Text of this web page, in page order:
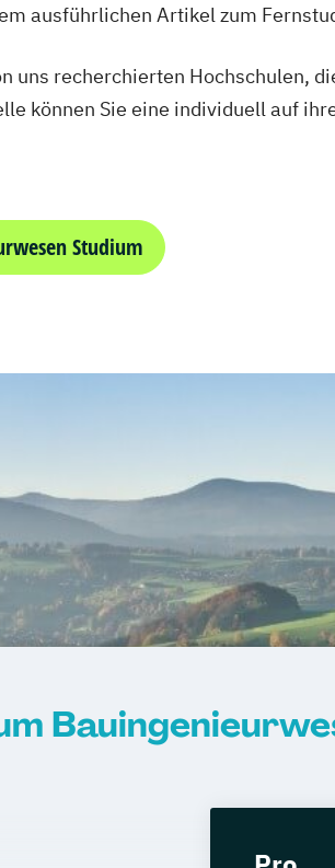
(B.
6
ausführlichen Artikel zum
uns recherchierten Hochschulen,
können Sie eine individuell auf
Studium